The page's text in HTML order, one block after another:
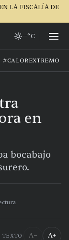
LA FISCALÍA DE
--°C
#CALOREXTREMO
en
bocabajo
TEXTO A− A+